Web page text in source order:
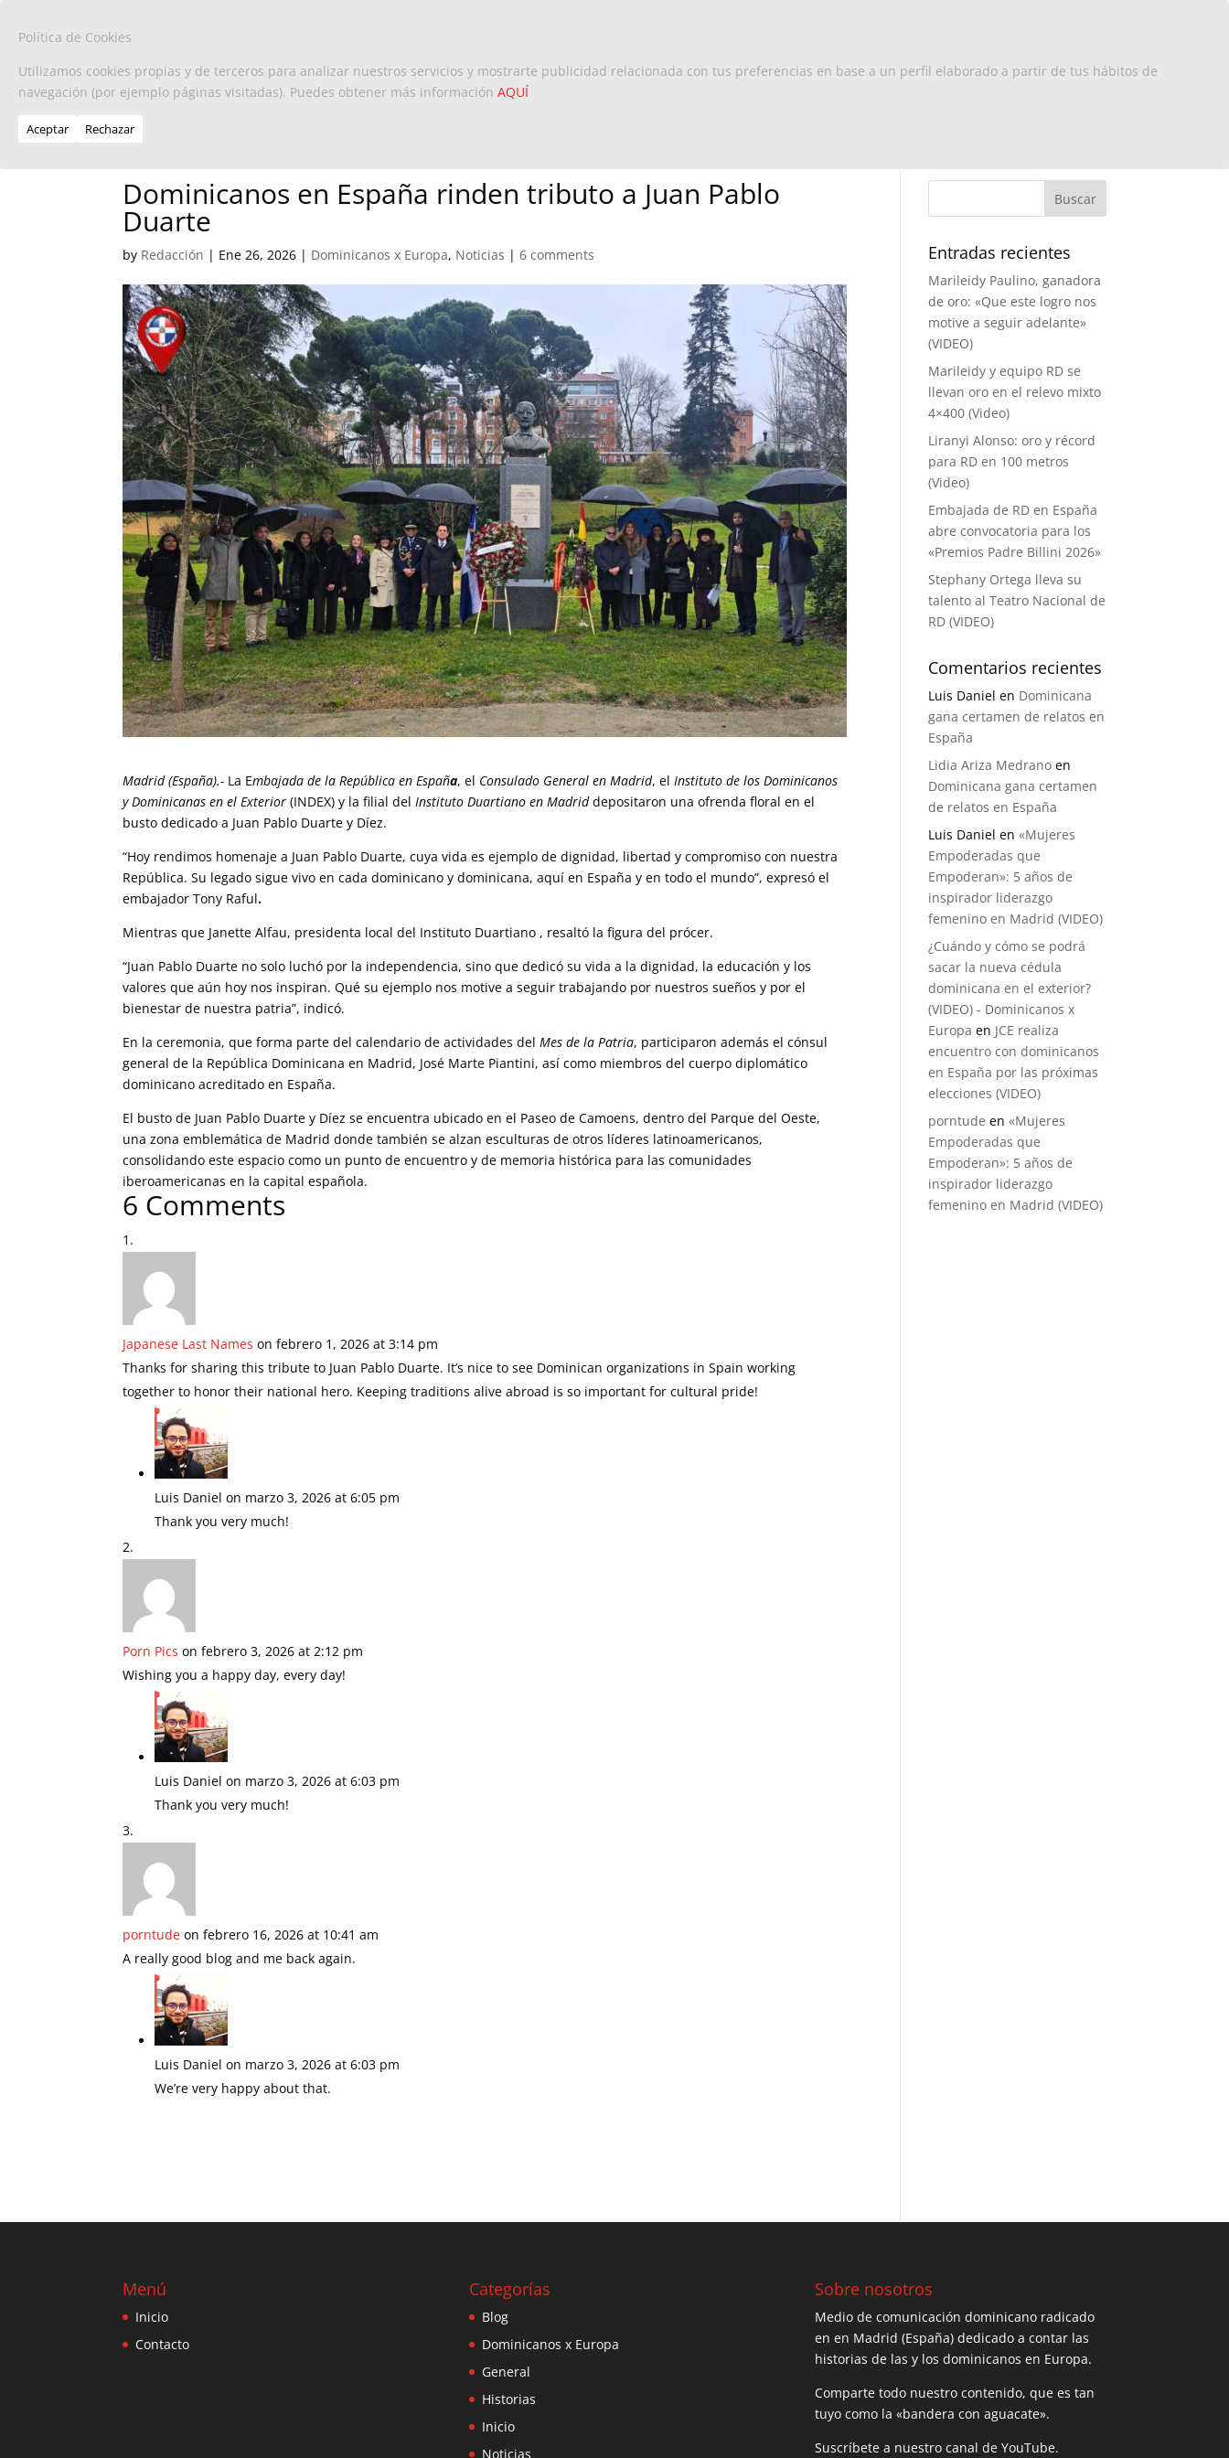
Inicio Europa Dominicanos x Europa Turismo Contacto
Dominicanos en España rinden tributo a Juan Pablo
Duarte
by Redacción | Ene 26, 2026 | Dominicanos x Europa, Noticias |6 comments
Madrid (España).- La Embajada de la República en España, el Consulado General en Madrid, el Instituto de los Dominicanos
y Dominicanas en el Exterior (INDEX) y la filial del Instituto Duartiano en Madriddepositaron una ofrenda floral en el
busto dedicado a Juan Pablo Duarte y Díez.
“Hoy rendimos homenaje a Juan Pablo Duarte, cuya vida es ejemplo de dignidad, libertad y compromiso con nuestra
República. Su legado sigue vivo en cada dominicano y dominicana, aquí en España y en todo el mundo”, expresó el
embajador Tony Raful.
Mientras que Janette Alfau, presidenta local del Instituto Duartiano , resaltó la figura del prócer.
“Juan Pablo Duarte no solo luchó por la independencia, sino que dedicó su vida a la dignidad, la educación y los
valores que aún hoy nos inspiran. Qué su ejemplo nos motive a seguir trabajando por nuestros sueños y por el
bienestar de nuestra patria”, indicó.
En la ceremonia, que forma parte del calendario de actividades delMes de la Patria, participaron además el cónsul
general de la República Dominicana en Madrid, José Marte Piantini, así como miembros del cuerpo diplomático
dominicano acreditado en España.
El busto de Juan Pablo Duarte y Díez se encuentra ubicado en el Paseo de Camoens, dentro del Parque del Oeste,
una zona emblemática de Madrid donde también se alzan esculturas de otros líderes latinoamericanos,
consolidando este espacio como un punto de encuentro y de memoria histórica para las comunidades
iberoamericanas en la capital española.
6 Comments
Japanese Last Names on febrero 1, 2026 at 3:14 pm
Thanks for sharing this tribute to Juan Pablo Duarte. It’s nice to see Dominican organizations in Spain working
together to honor their national hero. Keeping traditions alive abroad is so important for cultural pride!
Luis Daniel on marzo 3, 2026 at 6:05 pm
Thank you very much!
Porn Pics on febrero 3, 2026 at 2:12 pm
Wishing you a happy day, every day!
Luis Daniel on marzo 3, 2026 at 6:03 pm
Thank you very much!
porntude on febrero 16, 2026 at 10:41 am
A really good blog and me back again.
Luis Daniel on marzo 3, 2026 at 6:03 pm
We’re very happy about that.
Entradas recientes
Marileidy Paulino, ganadora
de oro: «Que este logro nos
motive a seguir adelante»
(VIDEO)
Marileidy y equipo RD se
llevan oro en el relevo mixto
4×400 (Video)
Liranyi Alonso: oro y récord
para RD en 100 metros
(Video)
Embajada de RD en España
abre convocatoria para los
«Premios Padre Billini 2026»
Stephany Ortega lleva su
talento al Teatro Nacional de
RD (VIDEO)
Comentarios recientes
Luis Daniel en Dominicana
gana certamen de relatos en
España
Lidia Ariza Medrano en
Dominicana gana certamen
de relatos en España
Luis Daniel en«Mujeres
Empoderadas que
Empoderan»: 5 años de
inspirador liderazgo
femenino en Madrid (VIDEO)
¿Cuándo y cómo se podrá
sacar la nueva cédula
dominicana en el exterior?
(VIDEO) - Dominicanos x
Europa en JCE realiza
encuentro con dominicanos
en España por las próximas
elecciones (VIDEO)
porntude en«Mujeres
Empoderadas que
Empoderan»: 5 años de
inspirador liderazgo
femenino en Madrid (VIDEO)
Menú
Inicio
Contacto
Categorías
Blog
Dominicanos x Europa
General
Historias
Inicio
Noticias
Sobre nosotros
Medio de comunicación dominicano radicado
en en Madrid (España) dedicado a contar las
historias de las y los dominicanos en Europa.
Comparte todo nuestro contenido, que es tan
tuyo como la «bandera con aguacate».
Suscríbete a nuestro canal de YouTube.
Política de Cookies
Utilizamos cookies propias y de terceros para analizar nuestros servicios y mostrarte publicidad relacionada con tus preferencias en base a un perfil elaborado a partir de tus hábitos de
navegación (por ejemplo páginas visitadas). Puedes obtener más información AQUÍ
Aceptar Rechazar